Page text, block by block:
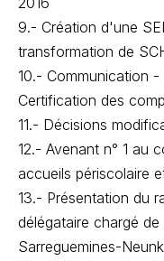
9.- Création d'une
transformation de
10.- Communication
Certification des
11.- Décisions
12.- Avenant n° 1 au
accueils périscolaire
13.- Présentation du
délégataire chargé
Sarreguemines-